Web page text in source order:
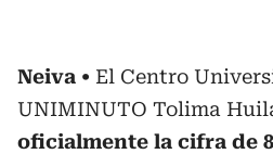
Neiva
El Centro
UNIMINUTO Tolima
oficialmente la cifra de